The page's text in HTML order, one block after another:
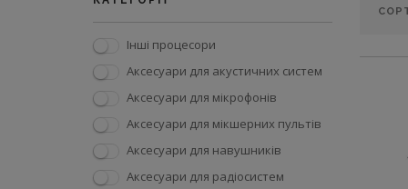
Інші процесори
Аксесуари для акустичних систем
Аксесуари для мікрофонів
Аксесуари для мікшерних пультів
Аксесуари для навушників
Аксесуари для радіосистем